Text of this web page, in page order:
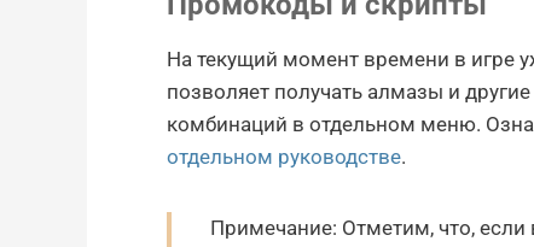
На текущий момент времени в игре
позволяет получать алмазы и
комбинаций в отдельном меню.
отдельном руководстве.
Примечание: Отметим, что,